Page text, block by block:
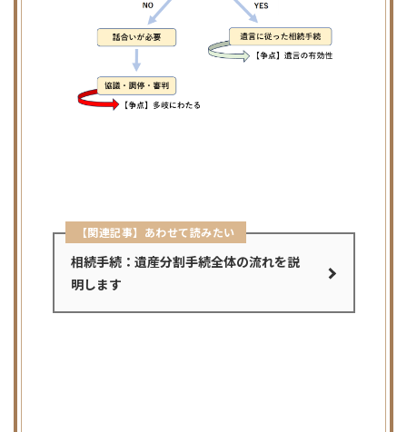
【関連記事】あわせて読みたい
相続手続：遺産分割手続全体の流れを説
明します